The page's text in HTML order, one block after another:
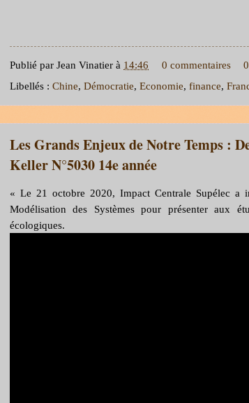
Publié par Jean Vinatier à 14:46 0 commentaires
Libellés : Chine, Démocratie, Economie, finance,
Les Grands Enjeux de Notre Temps :
Keller N°5030 14e année
« Le 21 octobre 2020, Impact Centrale Supélec
Modélisation des Systèmes pour présenter aux